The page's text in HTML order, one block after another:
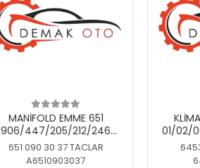
MANİFOLD EMME 651
906/447/205/212/246
KELEBEKSİZ
651 090 30 37 TACLAR
A6510903037
01/02/